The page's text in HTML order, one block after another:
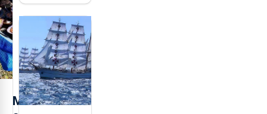
M
quinta-
feira nova
loja em
São
Sebastião
e cria 30
postos de